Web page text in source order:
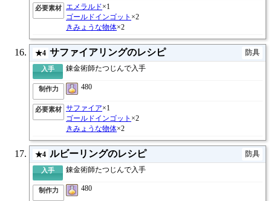
必要素材 エメラルド×1
ゴールドインゴット ×2
きみょうな物体×2
★4 サファイアリングのレシピ 防具
入手 錬金術師たつじんで入手
制作力 480
必要素材 サファイア×1
ゴールドインゴット ×2
きみょうな物体×2
★4 ルビーリングのレシピ 防具
入手 錬金術師たつじんで入手
制作力 480